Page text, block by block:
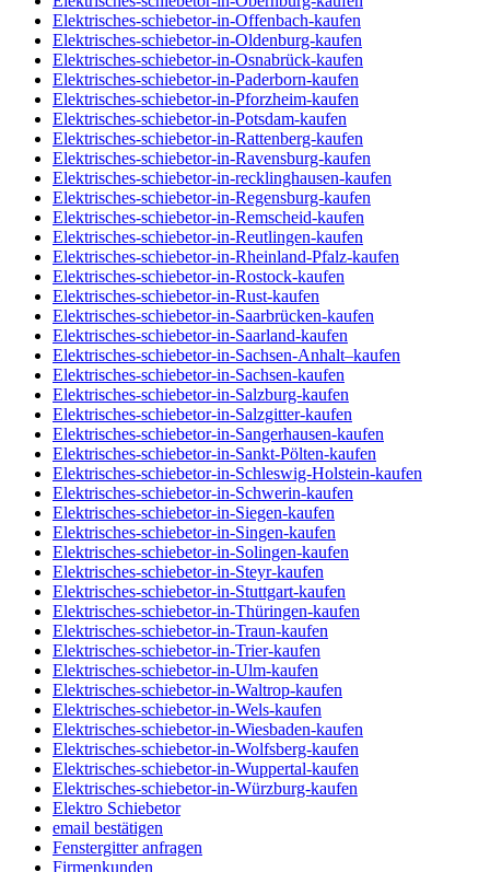
Elektrisches-schiebetor-in-Offenbach-kaufen
Elektrisches-schiebetor-in-Oldenburg-kaufen
Elektrisches-schiebetor-in-Osnabrück-kaufen
Elektrisches-schiebetor-in-Paderborn-kaufen
Elektrisches-schiebetor-in-Pforzheim-kaufen
Elektrisches-schiebetor-in-Potsdam-kaufen
Elektrisches-schiebetor-in-Rattenberg-kaufen
Elektrisches-schiebetor-in-Ravensburg-kaufen
Elektrisches-schiebetor-in-recklinghausen-kaufen
Elektrisches-schiebetor-in-Regensburg-kaufen
Elektrisches-schiebetor-in-Remscheid-kaufen
Elektrisches-schiebetor-in-Reutlingen-kaufen
Elektrisches-schiebetor-in-Rheinland-Pfalz-kaufen
Elektrisches-schiebetor-in-Rostock-kaufen
Elektrisches-schiebetor-in-Rust-kaufen
Elektrisches-schiebetor-in-Saarbrücken-kaufen
Elektrisches-schiebetor-in-Saarland-kaufen
Elektrisches-schiebetor-in-Sachsen-Anhalt–kaufen
Elektrisches-schiebetor-in-Sachsen-kaufen
Elektrisches-schiebetor-in-Salzburg-kaufen
Elektrisches-schiebetor-in-Salzgitter-kaufen
Elektrisches-schiebetor-in-Sangerhausen-kaufen
Elektrisches-schiebetor-in-Sankt-Pölten-kaufen
Elektrisches-schiebetor-in-Schleswig-Holstein-kaufen
Elektrisches-schiebetor-in-Schwerin-kaufen
Elektrisches-schiebetor-in-Siegen-kaufen
Elektrisches-schiebetor-in-Singen-kaufen
Elektrisches-schiebetor-in-Solingen-kaufen
Elektrisches-schiebetor-in-Steyr-kaufen
Elektrisches-schiebetor-in-Stuttgart-kaufen
Elektrisches-schiebetor-in-Thüringen-kaufen
Elektrisches-schiebetor-in-Traun-kaufen
Elektrisches-schiebetor-in-Trier-kaufen
Elektrisches-schiebetor-in-Ulm-kaufen
Elektrisches-schiebetor-in-Waltrop-kaufen
Elektrisches-schiebetor-in-Wels-kaufen
Elektrisches-schiebetor-in-Wiesbaden-kaufen
Elektrisches-schiebetor-in-Wolfsberg-kaufen
Elektrisches-schiebetor-in-Wuppertal-kaufen
Elektrisches-schiebetor-in-Würzburg-kaufen
Elektro Schiebetor
email bestätigen
Fenstergitter anfragen
Firmenkunden